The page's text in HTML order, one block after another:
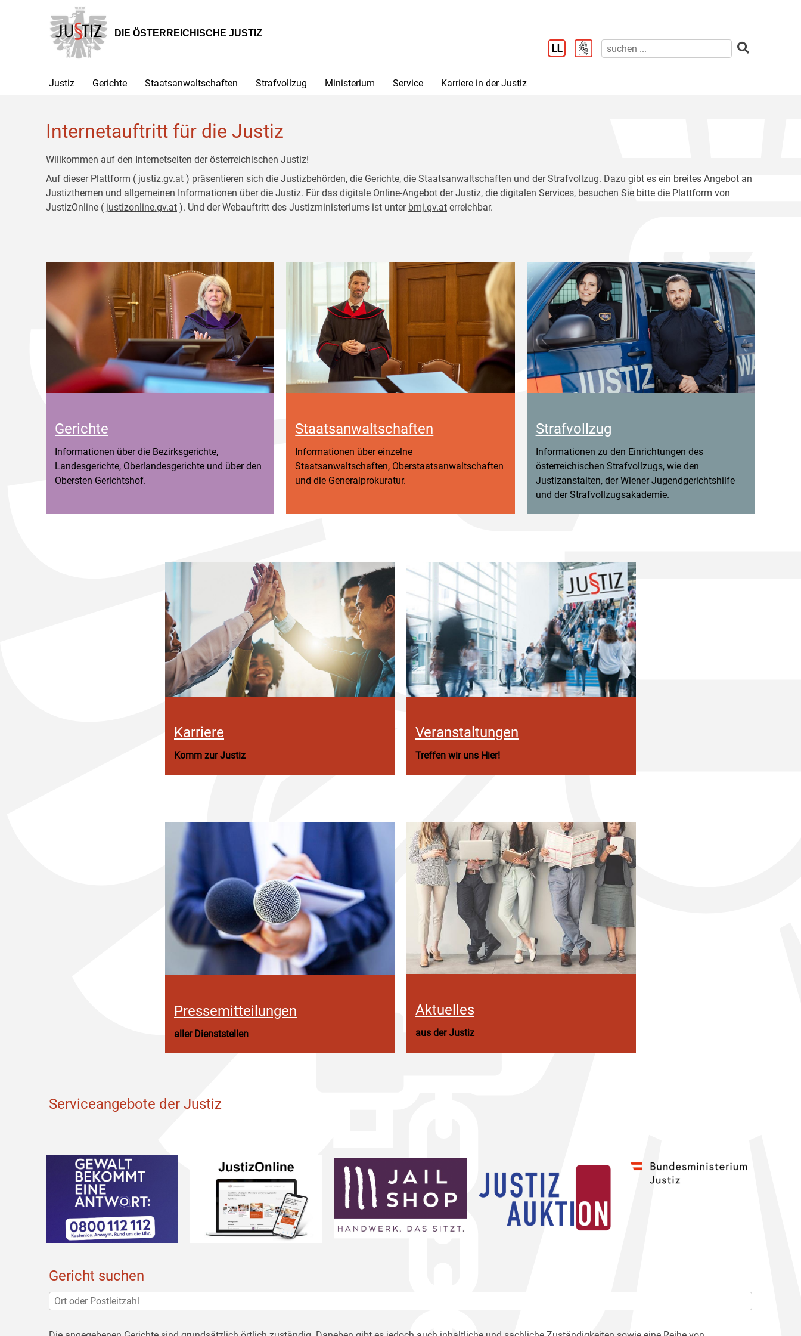
Hauptnavigation
[1]
Inhalt
[2]
DIE ÖSTERREICHISCHE JUSTIZ
Justiz Gerichte Staatsanwaltschaften Strafvollzug Ministerium Service Karriere in der Justiz
Internetauftritt für die Justiz
Willkommen auf den Internetseiten der österreichischen Justiz!
Auf dieser Plattform ( justiz.gv.at ) präsentieren sich die Justizbehörden, die Gerichte, die Staatsanwaltschaften und der Strafvollzug. Dazu gibt es ein breites Angebot an
Justizthemen und allgemeinen Informationen über die Justiz. Für das digitale Online-Angebot der Justiz, die digitalen Services, besuchen Sie bitte die Plattform von
JustizOnline ( justizonline.gv.at ). Und der Webauftritt des Justizministeriums ist unter bmj.gv.at erreichbar.
Gerichte
Informationen über die Bezirksgerichte,
Landesgerichte, Oberlandesgerichte und über den
Obersten Gerichtshof.
Staatsanwaltschaften
Informationen über einzelne
Staatsanwaltschaften, Oberstaatsanwaltschaften
und die Generalprokuratur.
Strafvollzug
Informationen zu den Einrichtungen des
österreichischen Strafvollzugs, wie den
Justizanstalten, der Wiener Jugendgerichtshilfe
und der Strafvollzugsakademie.
Karriere
Komm zur Justiz
Veranstaltungen
Treffen wir uns Hier!
Pressemitteilungen
aller Dienststellen
Aktuelles
aus der Justiz
Serviceangebote der Justiz
Gericht suchen